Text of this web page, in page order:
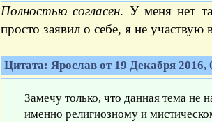
Полностью согласен. У меня нет
просто заявил о себе, я не участвую
Цитата: Ярослав от 19 Декабря 2016,
Замечу только, что данная тема не
именно религиозному и